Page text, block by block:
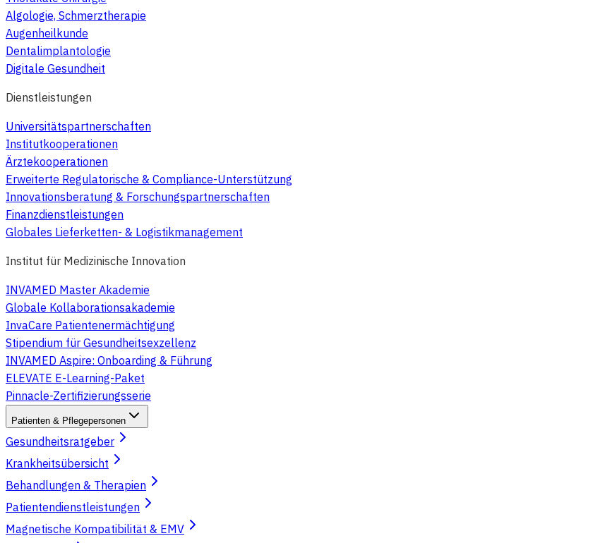
Algologie, Schmerztherapie
Augenheilkunde
Dentalimplantologie
Digitale Gesundheit
Dienstleistungen
Universitätspartnerschaften
Institutkooperationen
Ärztekooperationen
Erweiterte Regulatorische & Compliance-Unterstützung
Innovationsberatung & Forschungspartnerschaften
Finanzdienstleistungen
Globales Lieferketten- & Logistikmanagement
Institut für Medizinische Innovation
INVAMED Master Akademie
Globale Kollaborationsakademie
InvaCare Patientenermächtigung
Stipendium für Gesundheitsexzellenz
INVAMED Aspire: Onboarding & Führung
ELEVATE E-Learning-Paket
Pinnacle-Zertifizierungsserie
Patienten & Pflegepersonen
Gesundheitsratgeber
Krankheitsübersicht
Behandlungen & Therapien
Patientendienstleistungen
Magnetische Kompatibilität & EMV